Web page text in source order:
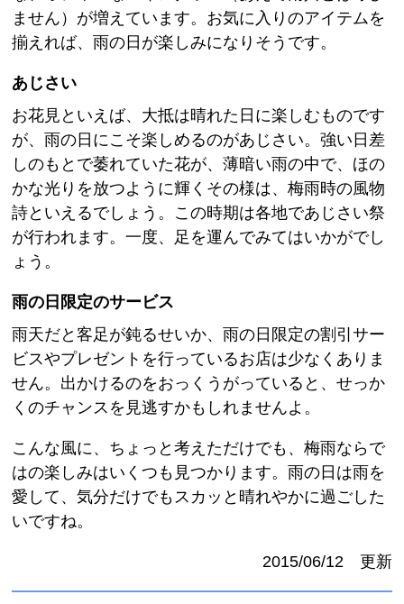
ません）が増えています。お気に入りのアイテムを
揃えれば、雨の日が楽しみになりそうです。
あじさい
お花見といえば、大抵は晴れた日に楽しむものです
が、雨の日にこそ楽しめるのがあじさい。強い日差
しのもとで萎れていた花が、薄暗い雨の中で、ほの
かな光りを放つように輝くその様は、梅雨時の風物
詩といえるでしょう。この時期は各地であじさい祭
が行われます。一度、足を運んでみてはいかがでし
ょう。
雨の日限定のサービス
雨天だと客足が鈍るせいか、雨の日限定の割引サー
ビスやプレゼントを行っているお店は少なくありま
せん。出かけるのをおっくうがっていると、せっか
くのチャンスを見逃すかもしれませんよ。
こんな風に、ちょっと考えただけでも、梅雨ならで
はの楽しみはいくつも見つかります。雨の日は雨を
愛して、気分だけでもスカッと晴れやかに過ごした
いですね。
2015/06/12 更新